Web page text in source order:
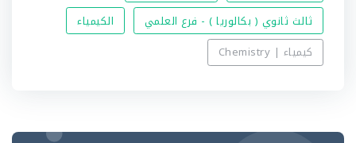
ثالث ثانوي ( بكالوريا ) - فرع العلمي
الكيمياء
كيمياء | Chemistry